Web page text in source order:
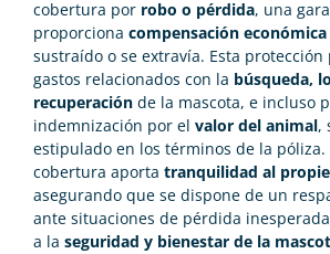
cobertura por robo o pérdida, una
proporciona compensación económica
sustraído o se extravía. Esta
gastos relacionados con la búsqueda,
recuperación de la mascota, e incluso
indemnización por el valor del animal,
estipulado en los términos de la póliza.
cobertura aporta tranquilidad al
asegurando que se dispone de un
ante situaciones de pérdida
a la seguridad y bienestar de la